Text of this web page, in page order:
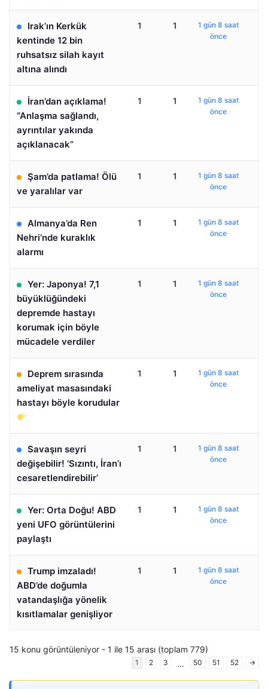
Irak’ın Kerkük
kentinde 12 bin
ruhsatsız silah kayıt
altına alındı
1 1
1 gün 8 saat
önce
İran’dan açıklama!
“Anlaşma sağlandı,
ayrıntılar yakında
açıklanacak”
1 1
1 gün 8 saat
önce
Şam’da patlama! Ölü
ve yaralılar var
1 1
1 gün 8 saat
önce
Almanya’da Ren
Nehri’nde kuraklık
alarmı
1 1
1 gün 8 saat
önce
Yer: Japonya! 7,1
büyüklüğündeki
depremde hastayı
korumak için böyle
mücadele verdiler
1 1
1 gün 8 saat
önce
Deprem sırasında
ameliyat masasındaki
hastayı böyle korudular
1 1
1 gün 8 saat
önce
Savaşın seyri
değişebilir! ‘Sızıntı, İran’ı
cesaretlendirebilir’
1 1
1 gün 8 saat
önce
Yer: Orta Doğu! ABD
yeni UFO görüntülerini
paylaştı
1 1
1 gün 8 saat
önce
Trump imzaladı!
ABD’de doğumla
vatandaşlığa yönelik
kısıtlamalar genişliyor
1 1
1 gün 8 saat
önce
15 konu görüntüleniyor - 1 ile 15 arası (toplam 779)
1 2 3 … 50 51 52 →